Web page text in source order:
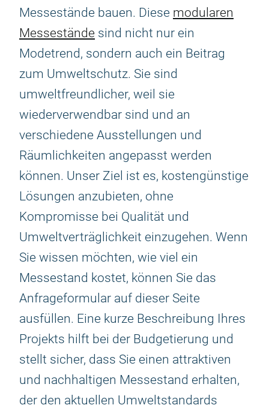
Messestände bauen. Diese modularen
Messestände sind nicht nur ein
Modetrend, sondern auch ein Beitrag
zum Umweltschutz. Sie sind
umweltfreundlicher, weil sie
wiederverwendbar sind und an
verschiedene Ausstellungen und
Räumlichkeiten angepasst werden
können. Unser Ziel ist es, kostengünstige
Lösungen anzubieten, ohne
Kompromisse bei Qualität und
Umweltverträglichkeit einzugehen. Wenn
Sie wissen möchten, wie viel ein
Messestand kostet, können Sie das
Anfrageformular auf dieser Seite
ausfüllen. Eine kurze Beschreibung Ihres
Projekts hilft bei der Budgetierung und
stellt sicher, dass Sie einen attraktiven
und nachhaltigen Messestand erhalten,
der den aktuellen Umweltstandards